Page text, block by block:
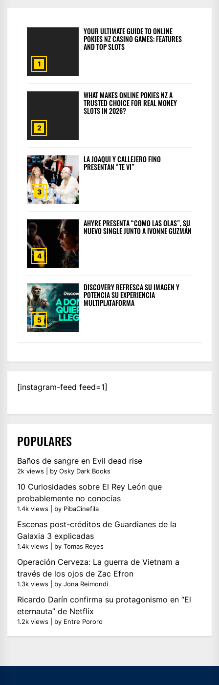
1
YOUR ULTIMATE GUIDE TO ONLINE
POKIES NZ CASINO GAMES: FEATURES
AND TOP SLOTS
2
WHAT MAKES ONLINE POKIES NZ A
TRUSTED CHOICE FOR REAL MONEY
SLOTS IN 2026?
3
LA JOAQUI Y CALLEJERO FINO
PRESENTAN “TE VI”
4
AHYRE PRESENTA “COMO LAS OLAS”, SU
NUEVO SINGLE JUNTO A IVONNE GUZMÁN
5
DISCOVERY REFRESCA SU IMAGEN Y
POTENCIA SU EXPERIENCIA
MULTIPLATAFORMA
[instagram-feed feed=1]
POPULARES
Baños de sangre en Evil dead rise
2k views by Osky Dark Books
10 Curiosidades sobre El Rey León que
probablemente no conocías
1.4k views by PibaCinefila
Escenas post-créditos de Guardianes de la
Galaxia 3 explicadas
1.4k views by Tomas Reyes
Operación Cerveza: La guerra de Vietnam a
través de los ojos de Zac Efron
1.3k views by Jona Reimondi
Ricardo Darín confirma su protagonismo en “El
eternauta” de Netflix
1.2k views by Entre Pororo